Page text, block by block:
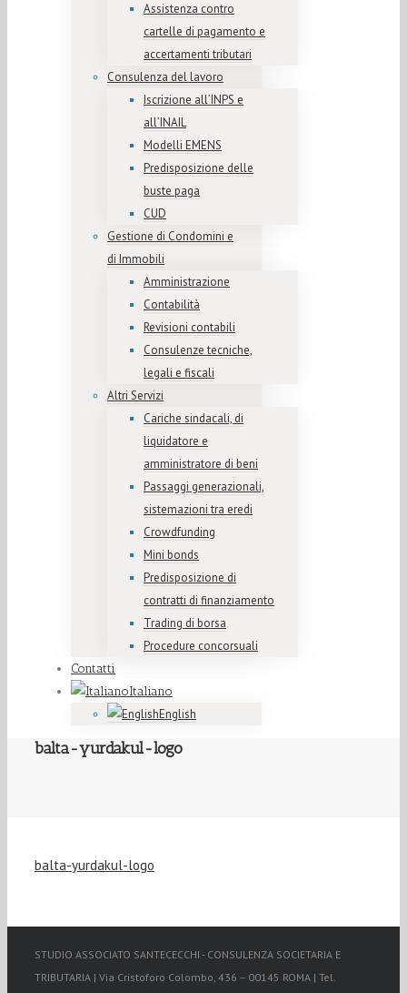
Assistenza contro
cartelle di pagamento e
accertamenti tributari
Consulenza del lavoro
Iscrizione all’INPS e
all’INAIL
Modelli EMENS
Predisposizione delle
buste paga
CUD
Gestione di Condomini e
di Immobili
Amministrazione
Contabilità
Revisioni contabili
Consulenze tecniche,
legali e fiscali
Altri Servizi
Cariche sindacali, di
liquidatore e
amministratore di beni
Passaggi generazionali,
sistemazioni tra eredi
Crowdfunding
Mini bonds
Predisposizione di
contratti di finanziamento
Trading di borsa
Procedure concorsuali
Contatti
Italiano
English
balta-yurdakul-logo
balta-yurdakul-logo
STUDIO ASSOCIATO SANTECECCHI - CONSULENZA SOCIETARIA E
TRIBUTARIA | Via Cristoforo Colombo, 436 – 00145 ROMA | Tel.